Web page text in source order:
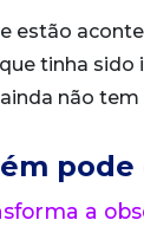
estão
tinha sido
ainda não
pode
a